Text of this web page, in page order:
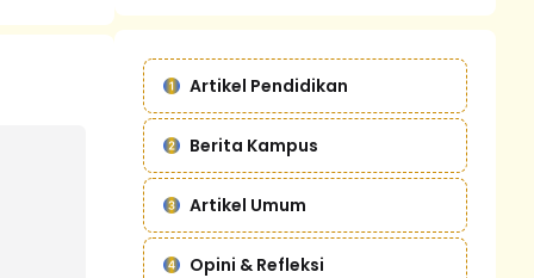
Artikel Pendidikan
Berita Kampus
Artikel Umum
Opini & Refleksi